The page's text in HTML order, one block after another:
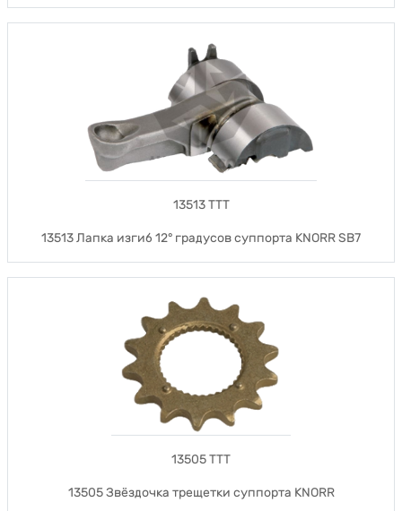
13513 TTT
13513 Лапка изгиб 12° градусов суппорта KNORR SB7
13505 TTT
13505 Звёздочка трещетки суппорта KNORR